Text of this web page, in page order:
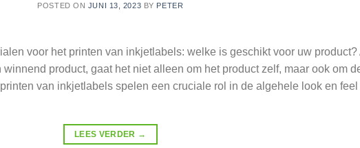
POSTED ON JUNI 13, 2023 BY PETER
voor het printen van inkjetlabels: welke is geschikt voor uw product?
product, gaat het niet alleen om het product zelf, maar ook om
van inkjetlabels spelen een cruciale rol in de algehele look en feel
LEES VERDER →